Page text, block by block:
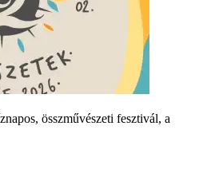
összművészeti fesztivál, a